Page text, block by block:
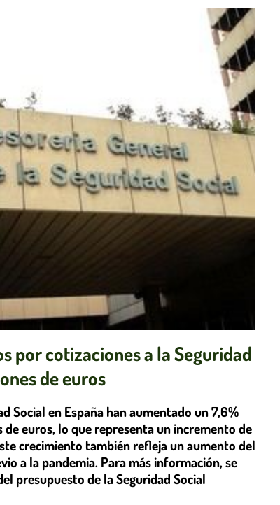
por cotizaciones a la Seguridad
de euros
Social en España han aumentado un 7,6%
euros, lo que representa un incremento de
crecimiento también refleja un aumento del
a la pandemia. Para más información, se
presupuesto de la Seguridad Social